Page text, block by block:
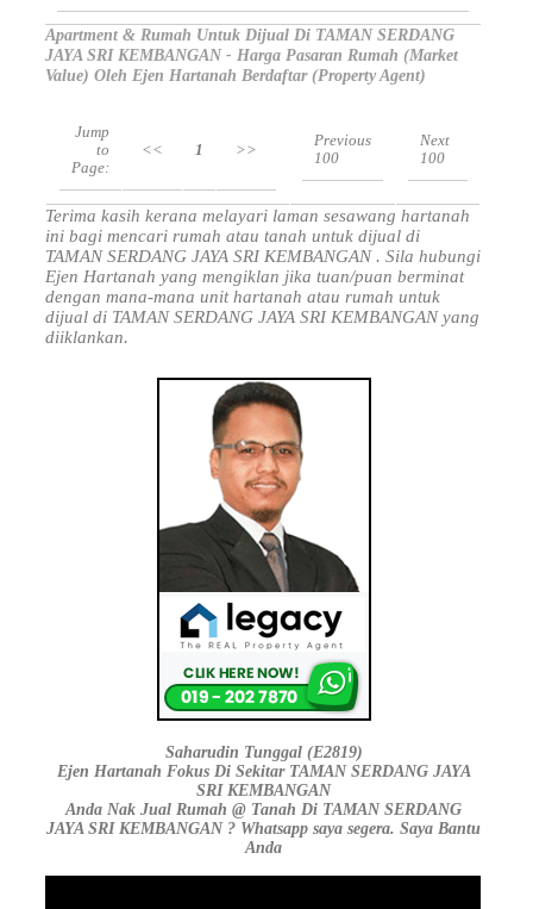
Apartment & Rumah Untuk Dijual Di TAMAN SERDANG
JAYA SRI KEMBANGAN - Harga Pasaran Rumah (Market
Value) Oleh Ejen Hartanah Berdaftar (Property Agent)
Jump
to
Page:
<< 1 >>
Previous
100
Next
100
Terima kasih kerana melayari laman sesawang hartanah
ini bagi mencari rumah atau tanah untuk dijual di
TAMAN SERDANG JAYA SRI KEMBANGAN . Sila hubungi
Ejen Hartanah yang mengiklan jika tuan/puan berminat
dengan mana-mana unit hartanah atau rumah untuk
dijual di TAMAN SERDANG JAYA SRI KEMBANGAN yang
diiklankan.
Saharudin Tunggal (E2819)
Ejen Hartanah Fokus Di Sekitar TAMAN SERDANG JAYA
SRI KEMBANGAN
Anda Nak Jual Rumah @ Tanah Di TAMAN SERDANG
JAYA SRI KEMBANGAN ? Whatsapp saya segera. Saya Bantu
Anda